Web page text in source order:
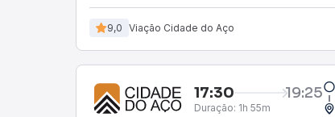
9,0 Viação Cidade do Aço
17:30 19:25
Duração: 1h 55m